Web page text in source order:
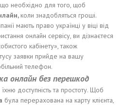
що необхідно для того, щоб
коли знадобляться гроші.
мають право українці у віці від
онлайн сервісу, ви дізнаєтеся
кабінету», також
заявки прийде на вашу
телефон.
онлайн без перешкод
доступність та простоту. Щоб
була перерахована на карту клієнта,